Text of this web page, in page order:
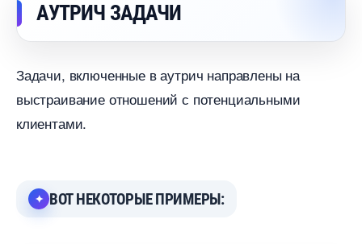
АУТРИЧ ЗАДАЧИ
Задачи, включенные в аутрич направлены на
ыстраивание отношений с потенциальными
клиентами.
ОТ НЕКОТОРЫЕ ПРИМЕРЫ: